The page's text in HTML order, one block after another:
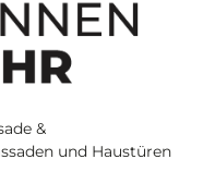
&
und Haustüren